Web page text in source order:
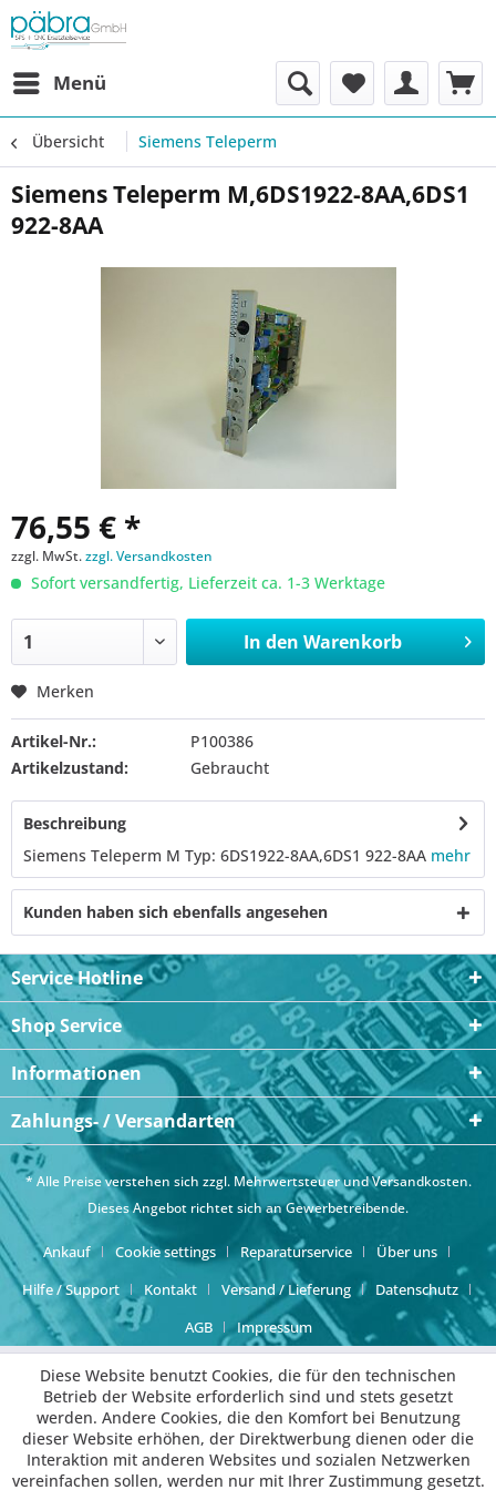
Menü
Übersicht Siemens Teleperm
Siemens Teleperm M,6DS1922-8AA,6DS1
922-8AA
76,55 € *
zzgl. MwSt.zzgl. Versandkosten
Sofort versandfertig, Lieferzeit ca. 1-3 Werktage
In den Warenkorb
Merken
Artikel-Nr.:
P100386
Artikelzustand:
Gebraucht
Beschreibung
Siemens Teleperm M Typ: 6DS1922-8AA,6DS1 922-8AA mehr
Kunden haben sich ebenfalls angesehen
Service Hotline
Shop Service
Informationen
Zahlungs- / Versandarten
* Alle Preise verstehen sich zzgl. Mehrwertsteuer undVersandkosten.
Dieses Angebot richtet sich an Gewerbetreibende.
Ankauf Cookie settings Reparaturservice
Über uns
Hilfe / Support
Kontakt Versand / Lieferung
Datenschutz
AGB
Impressum
Diese Website benutzt Cookies, die für den technischen
Betrieb der Website erforderlich sind und stets gesetzt
werden. Andere Cookies, die den Komfort bei Benutzung
dieser Website erhöhen, der Direktwerbung dienen oder die
Interaktion mit anderen Websites und sozialen Netzwerken
vereinfachen sollen, werden nur mit Ihrer Zustimmung gesetzt.